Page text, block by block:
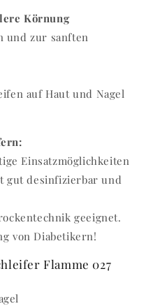
Körnung
und zur sanften
auf Haut und Nagel
Einsatzmöglichkeiten
gut desinfizierbar und
geeignet.
von Diabetikern!
Flamme 027